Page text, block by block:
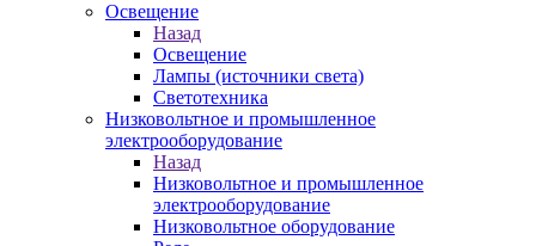
Освещение
Назад
Освещение
Лампы (источники света)
Светотехника
Низковольтное и промышленное
электрооборудование
Назад
Низковольтное и промышленное
электрооборудование
Низковольтное оборудование